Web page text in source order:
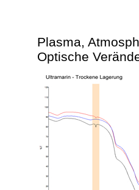
Plasma,
Optische